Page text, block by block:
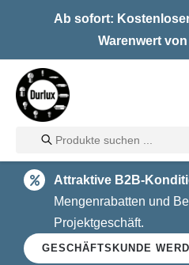
Ab sofort:
Warenwert
Home
LED
Halogen
Products
search
Attraktive B2B-
Mengenrabatten und
Projektgeschäft.
GESCHÄFTSKUNDE